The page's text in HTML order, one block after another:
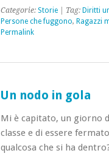
Categorie: Storie| Tag: Diritti
Persone che fuggono, Ragazzi
Permalink
Un nodo in gola
Mi è capitato, un giorno
classe e di essere
qualcosa che si ha